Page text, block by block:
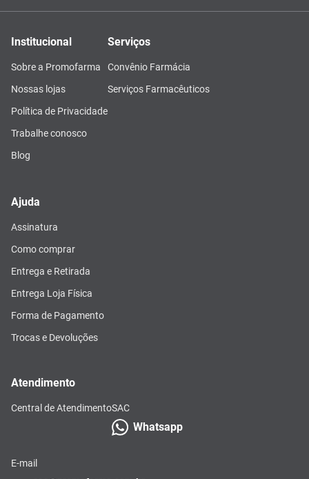
Institucional
Sobre a Promofarma
Nossas lojas
Política de Privacidade
Trabalhe conosco
Blog
Serviços
Convênio Farmácia
Serviços Farmacêuticos
Ajuda
Assinatura
Como comprar
Entrega e Retirada
Entrega Loja Física
Forma de Pagamento
Trocas e Devoluções
Atendimento
Central de AtendimentoSAC
Whatsapp
E-mail